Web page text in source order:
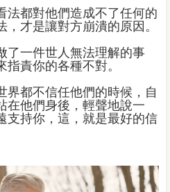
法都對他們造成不了任何的
才是讓對方崩潰的原因。
了一件世人無法理解的事
責你的各種不對。
界都不信任他們的時候，自
在他們身後，輕聲地說一
支持你，這，就是最好的信